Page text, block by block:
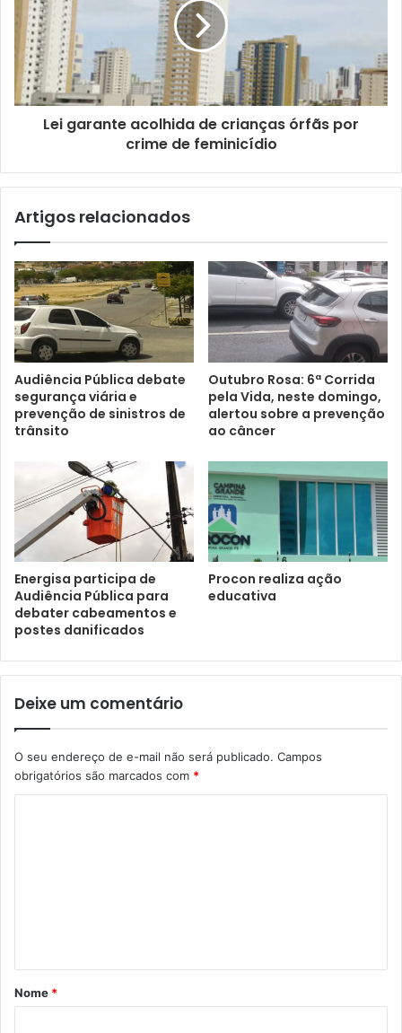
i
Lei garante acolhida de crianças órfãs por
crime de feminicídio
Artigos relacionados
Audiência Pública debate
segurança viária e
prevenção de sinistros de
trânsito
Outubro Rosa: 6ª Corrida
pela Vida, neste domingo,
alertou sobre a prevenção
ao câncer
Energisa participa de
Audiência Pública para
debater cabeamentos e
postes danificados
Procon realiza ação
educativa
Deixe um comentário
O seu endereço de e-mail não será publicado. Campos
obrigatórios são marcados com *
Nome *